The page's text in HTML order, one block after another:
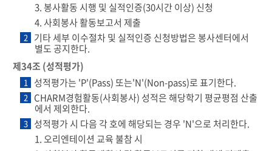
3. 봉사활동 시행 및 실적인증(30시간 이상) 신청
4. 사회봉사 활동보고서 제출
2 기타 세부 이수절차 및 실적인증 신청방법은 봉사센터에서
별도 공지한다.
제34조 (성적평가)
1 성적평가는 'P'(Pass) 또는'N'(Non-pass)로 표기한다.
2 CHARM경험활동(사회봉사) 성적은 해당학기 평균평점 산출
에서 제외한다.
3 성적평가 시 다음 각 호에 해당되는 경우 'N'으로 처리한다.
1. 오리엔테이션 교육 불참 시